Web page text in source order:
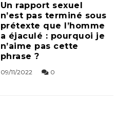
Un rapport sexuel
n’est pas terminé sous
prétexte que l’homme
a éjaculé : pourquoi je
n’aime pas cette
phrase ?
09/11/2022 0